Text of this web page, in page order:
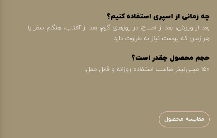
چه زمانی از اسپری استفاده کنیم؟
بعد از ورزش، بعد از اصلاح، در روزهای گرم، بعد از آفتاب، هنگام سفر یا
هر زمان که پوست نیاز به طراوت دارد.
حجم محصول چقدر است؟
۱۵۰ میلی‌لیتر مناسب استفاده روزانه و قابل حمل.
مقایسه محصول